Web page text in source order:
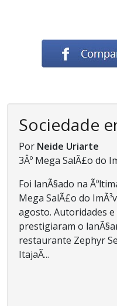
Sociedade
Por Neide Uriarte
3Âº Mega SalÃ£o do
Foi lanÃ§ado na
Mega SalÃ£o do
agosto. Autoridades
prestigiaram o
restaurante Zephyr
ItajaÃ­...